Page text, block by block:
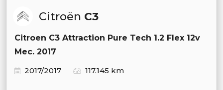
Citroën C3
Citroen C3 Attraction Pure Tech 1.2 Flex 12v
Mec. 2017
2017/2017
117.145 km